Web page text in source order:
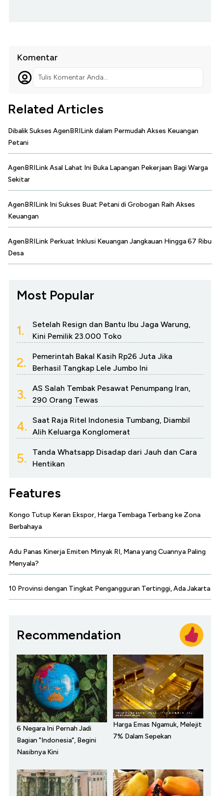
Komentar
Tulis Komentar Anda...
Related Articles
Dibalik Sukses AgenBRILink dalam Permudah Akses Keuangan
Petani
AgenBRILink Asal Lahat Ini Buka Lapangan Pekerjaan Bagi Warga
Sekitar
AgenBRILink Ini Sukses Buat Petani di Grobogan Raih Akses
Keuangan
AgenBRILink Perkuat Inklusi Keuangan Jangkauan Hingga 67 Ribu
Desa
Most Popular
1.
Setelah Resign dan Bantu Ibu Jaga Warung,
Kini Pemilik 23.000 Toko
2.
Pemerintah Bakal Kasih Rp26 Juta Jika
Berhasil Tangkap Lele Jumbo Ini
3.
AS Salah Tembak Pesawat Penumpang Iran,
290 Orang Tewas
4.
Saat Raja Ritel Indonesia Tumbang, Diambil
Alih Keluarga Konglomerat
5.
Tanda Whatsapp Disadap dari Jauh dan Cara
Hentikan
Features
Kongo Tutup Keran Ekspor, Harga Tembaga Terbang ke Zona
Berbahaya
Adu Panas Kinerja Emiten Minyak RI, Mana yang Cuannya Paling
Menyala?
10 Provinsi dengan Tingkat Pengangguran Tertinggi, Ada Jakarta
Recommendation
6 Negara Ini Pernah Jadi
Bagian "Indonesia", Begini
Nasibnya Kini
Harga Emas Ngamuk, Melejit
7% Dalam Sepekan